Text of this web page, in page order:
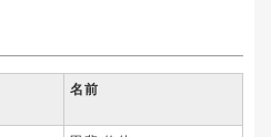
名前